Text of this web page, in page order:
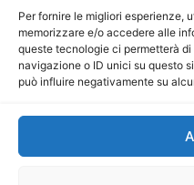
Per fornire le migliori esperienze,
memorizzare e/o accedere alle
queste tecnologie ci permetterà
navigazione o ID unici su questo
può influire negativamente su